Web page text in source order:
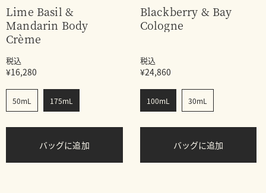
Lime Basil &
Mandarin Body
Crème
税込
¥16,280
50mL 175mL
バッグに追加
Blackberry & Bay
Cologne
税込
¥24,860
100mL 30mL
バッグに追加